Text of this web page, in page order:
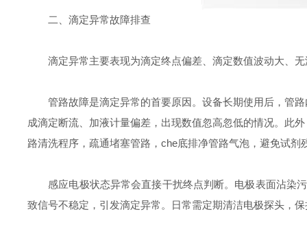
二、滴定异常故障排查
滴定异常主要表现为滴定终点偏差、滴定数值波动大、无
管路故障是滴定异常的首要原因。设备长期使用后，管路
成滴定断流、加液计量偏差，出现数值忽高忽低的情况。此
路清洗程序，疏通堵塞管路，che底排净管路气泡，避免试剂
感应电极状态异常会直接干扰终点判断。电极表面沾染污
致信号不稳定，引发滴定异常。日常需定期清洁电极探头，